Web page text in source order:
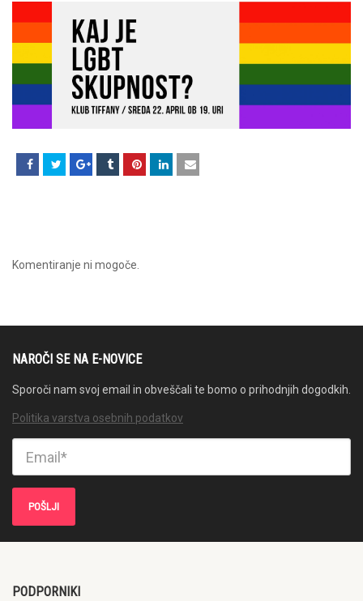
Komentiranje ni mogoče.
NAROČI SE NA E-NOVICE
Sporoči nam svoj email in obveščali te bomo o prihodnjih dogodkih.
Politika varstva osebnih podatkov
PODPORNIKI